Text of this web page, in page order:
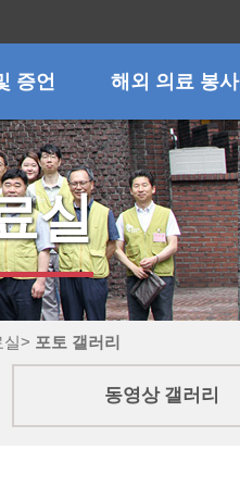
증언 해외 의료 봉사
실
실> 포토 갤러리
동영상 갤러리